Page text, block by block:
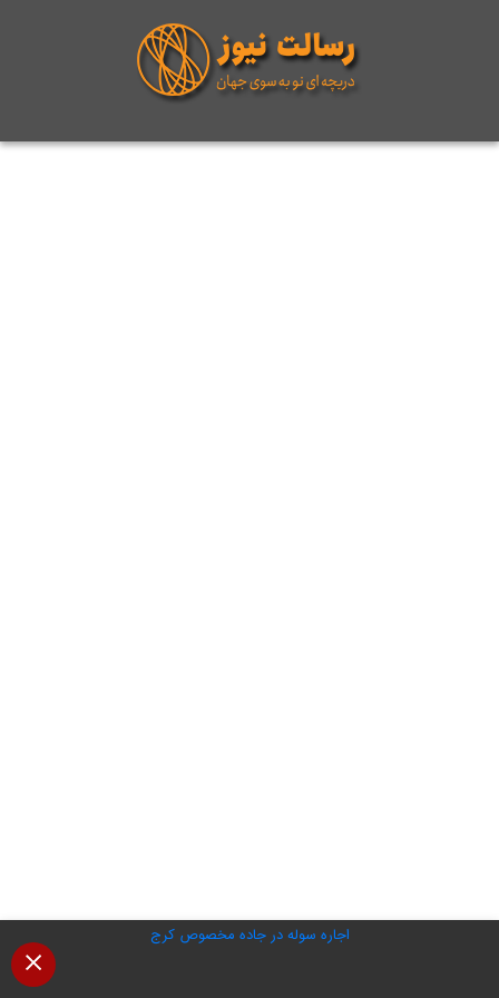
اجاره سوله در جاده مخصوص کرج